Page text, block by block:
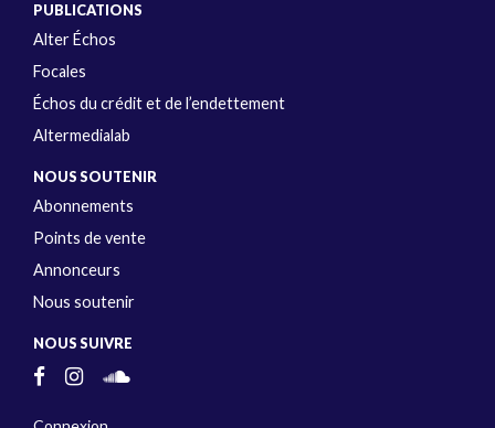
PUBLICATIONS
Alter Échos
Focales
Échos du crédit et de l’endettement
Altermedialab
NOUS SOUTENIR
Abonnements
Points de vente
Annonceurs
Nous soutenir
NOUS SUIVRE